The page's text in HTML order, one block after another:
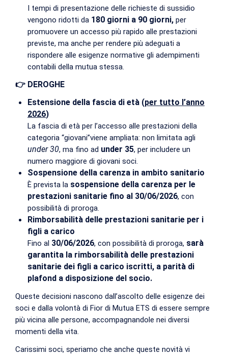
I tempi di presentazione delle richieste di sussidio
vengono ridotti da 180 giorni a 90 giorni, per
promuovere un accesso più rapido alle prestazioni
previste, ma anche per rendere più adeguati a
rispondere alle esigenze normative gli adempimenti
contabili della mutua stessa.
👉 DEROGHE
Estensione della fascia di età (per tutto l’anno
2026)
La fascia di età per l’accesso alle prestazioni della
categoria “giovani”viene ampliata: non limitata agli
under 30, ma fino ad under 35, per includere un
numero maggiore di giovani soci.
Sospensione della carenza in ambito sanitario
È prevista la sospensione della carenza per le
prestazioni sanitarie fino al 30/06/2026, con
possibilità di proroga.
Rimborsabilità delle prestazioni sanitarie per i
figli a carico
Fino al 30/06/2026, con possibilità di proroga, sarà
garantita la rimborsabilità delle prestazioni
sanitarie dei figli a carico iscritti, a parità di
plafond a disposizione del socio.
Queste decisioni nascono dall’ascolto delle esigenze dei
soci e dalla volontà di Fior di Mutua ETS di essere sempre
più vicina alle persone, accompagnandole nei diversi
momenti della vita.
Carissimi soci, speriamo che anche queste novità vi